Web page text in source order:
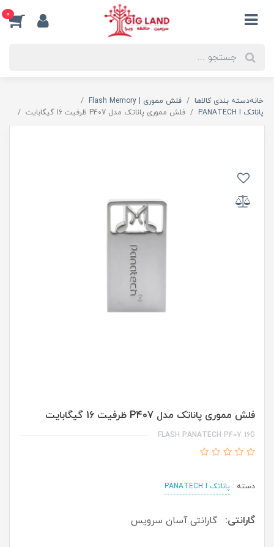
0
خانهدسته بندی کالاها
فلش مموری | Flash Memory
پاناتک PANATECH I
فلش مموری پاناتک مدل P407 ظرفیت 16 گیگابایت
فلش مموری پاناتک مدل P407 ظرفیت 16 گیگابایت
FLASH PANATECH P407 16G
دسته : پاناتک PANATECH I
گارانتی: گارانتی آسان سرویس